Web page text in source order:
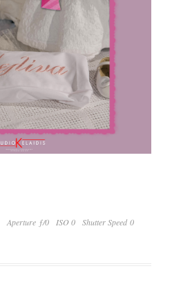
Aperture ƒ/0 ISO 0 Shutter Speed 0